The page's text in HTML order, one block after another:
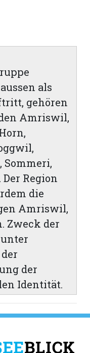
als
gehören
Amriswil,
Sommeri,
Region
die
Amriswil,
Zweck der
der
Identität.